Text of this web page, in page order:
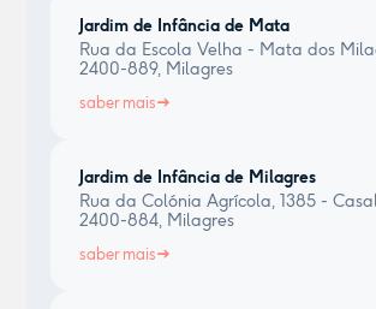
Jardim de Infância de Mata
Rua da Escola Velha - Mata dos
2400-889, Milagres
saber mais
Jardim de Infância de Milagres
Rua da Colónia Agrícola, 1385 -
2400-884, Milagres
saber mais